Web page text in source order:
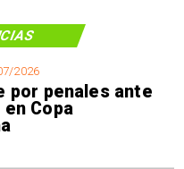
2026
por penales ante
Copa